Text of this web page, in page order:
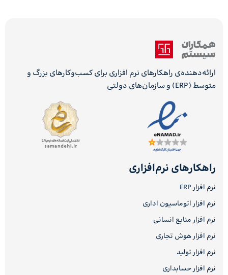
ارائه‌دهنده‌ی راهکارهای نرم افزاری برای کسب‌وکارهای بزرگ و
متوسط (ERP) و سازمان‌های دولتی
راهکارهای نرم‌افزاری
نرم افزار ERP
نرم افزار اتوماسیون اداری
نرم افزار منابع انسانی
نرم افزار هوش تجاری
نرم افزار تولید
نرم افزار حسابداری